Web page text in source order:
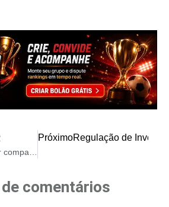
PróximoRegulação de
comentários